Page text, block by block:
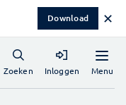
Download ✕
Menu
Zoeken Inloggen